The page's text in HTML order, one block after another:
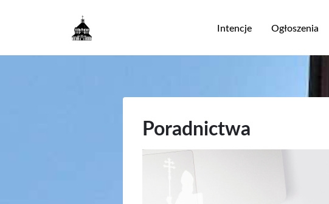
Główna
Intencje Ogłoszenia
Poradnictwa